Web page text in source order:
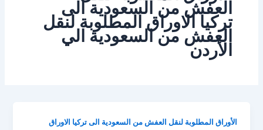
العفش من السعودية الى
تركيا الاوراق المطلوبة لنقل
العفش من السعودية الي
الأردن
الأوراق المطلوبة لنقل العفش من السعودية الى تركيا الاوراق